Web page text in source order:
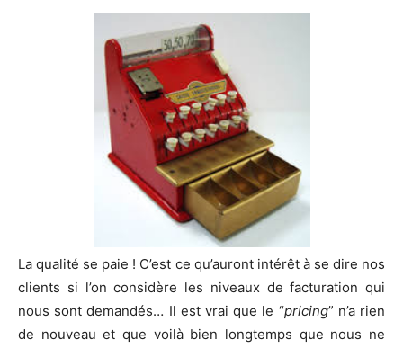
La qualité se paie ! C’est ce qu’auront intérêt à se dire nos
clients si l’on considère les niveaux de facturation qui
nous sont demandés… Il est vrai que le “pricing” n’a rien
de nouveau et que voilà bien longtemps que nous ne